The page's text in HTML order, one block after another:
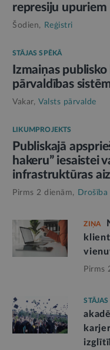
represiju upuriem
Šodien, Reģistri
STĀJAS SPĒKĀ
Izmaiņas
pārvaldības
Vakar, Valsts pārvalde
LIKUMPROJEKTS
Publiskajā
hakeru” iesaistei
infrastruktūras
Pirms 2 dienām, Drošība
ZIŅA
Pirms